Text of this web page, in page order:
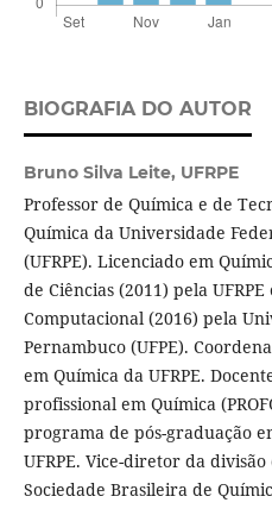
BIOGRAFIA DO AUTOR
Bruno Silva Leite, UFRPE
Professor de Química e de
Química da Universidade
(UFRPE). Licenciado em
de Ciências (2011) pela
Computacional (2016) pela
Pernambuco (UFPE).
em Química da UFRPE.
profissional em Química
programa de pós-graduação
UFRPE. Vice-diretor da
Sociedade Brasileira de